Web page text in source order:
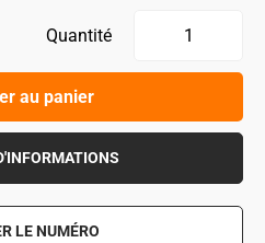
Quantité
au panier
LE NUMÉRO